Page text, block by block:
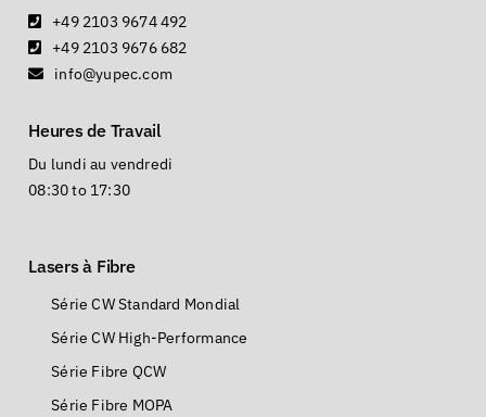
+49 2103 9674 492
+49 2103 9676 682
info@yupec.com
Heures de Travail
Du lundi au vendredi
08:30 to 17:30
Lasers à Fibre
Série CW Standard Mondial
Série CW High-Performance
Série Fibre QCW
Série Fibre MOPA